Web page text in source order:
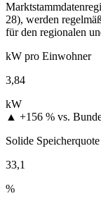
28), werden
für den regionalen
kW pro Einwohner
3,84
kW
▲ +156 % vs.
Solide Speicherquote
33,1
%